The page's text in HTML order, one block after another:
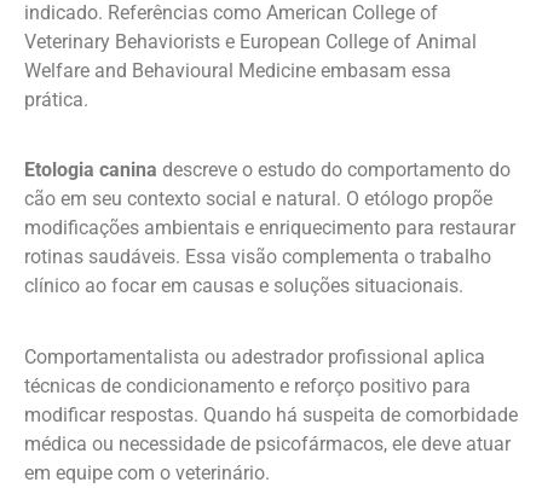
indicado. Referências como American College of
Veterinary Behaviorists e European College of Animal
Welfare and Behavioural Medicine embasam essa
prática.
Etologia canina descreve o estudo do comportamento do
cão em seu contexto social e natural. O etólogo propõe
modificações ambientais e enriquecimento para restaurar
rotinas saudáveis. Essa visão complementa o trabalho
clínico ao focar em causas e soluções situacionais.
Comportamentalista ou adestrador profissional aplica
técnicas de condicionamento e reforço positivo para
modificar respostas. Quando há suspeita de comorbidade
médica ou necessidade de psicofármacos, ele deve atuar
em equipe com o veterinário.